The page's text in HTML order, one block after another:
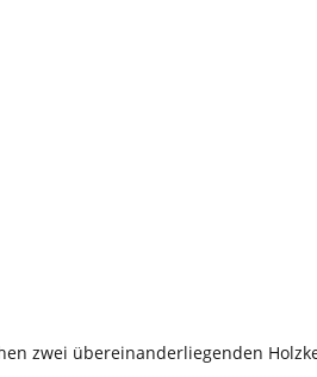
zwei übereinanderliegenden